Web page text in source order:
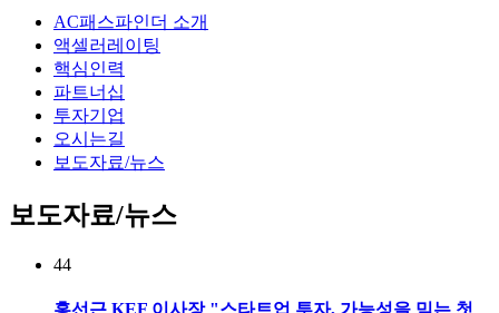
AC패스파인더 소개
액셀러레이팅
핵심인력
파트너십
투자기업
오시는길
보도자료/뉴스
보도자료/뉴스
44
홍선근 KEF 이사장 "스타트업 투자, 가능성을 믿는 첫